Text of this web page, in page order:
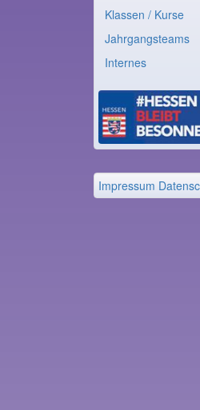
Klassen / Kurse
Jahrgangsteams
Internes
Impressum